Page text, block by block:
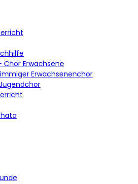
Chor Erwachsene
Erwachsenenchor